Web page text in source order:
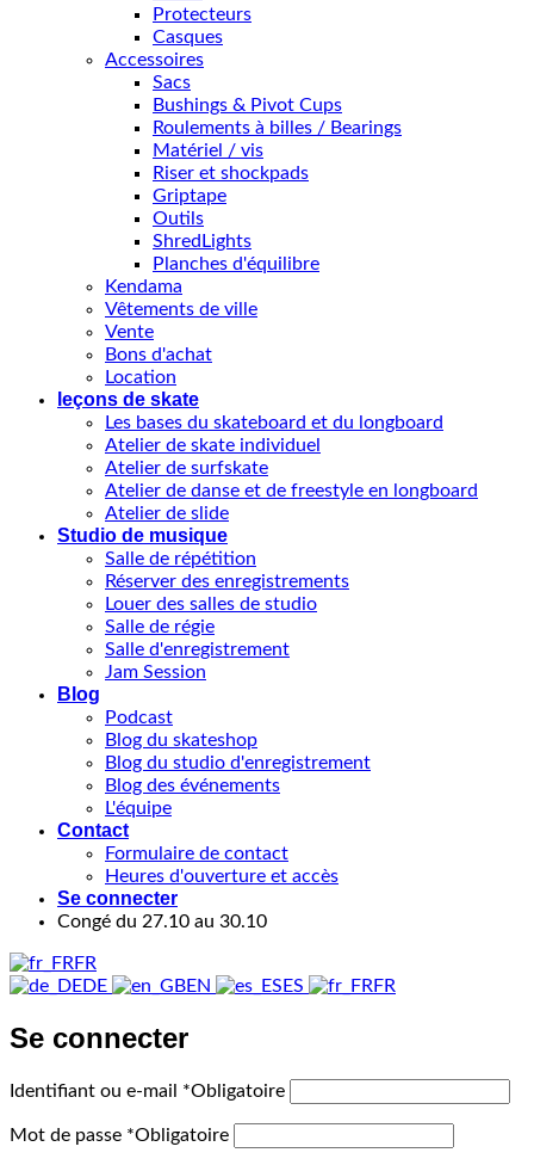
Protecteurs
Casques
Accessoires
Sacs
Bushings & Pivot Cups
Roulements à billes / Bearings
Matériel / vis
Riser et shockpads
Griptape
Outils
ShredLights
Planches d'équilibre
Kendama
Vêtements de ville
Vente
Bons d'achat
Location
leçons de skate
Les bases du skateboard et du longboard
Atelier de skate individuel
Atelier de surfskate
Atelier de danse et de freestyle en longboard
Atelier de slide
Studio de musique
Salle de répétition
Réserver des enregistrements
Louer des salles de studio
Salle de régie
Salle d'enregistrement
Jam Session
Blog
Podcast
Blog du skateshop
Blog du studio d'enregistrement
Blog des événements
L'équipe
Contact
Formulaire de contact
Heures d'ouverture et accès
Se connecter
Congé du 27.10 au 30.10
FR
DE
EN ES FR
Se connecter
Identifiant ou e-mail *Obligatoire
Mot de passe *Obligatoire